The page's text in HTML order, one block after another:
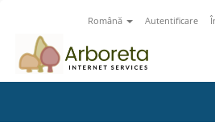
Română Autentificare